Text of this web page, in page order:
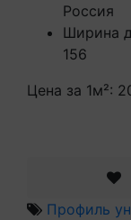
Россия
Ширина
156
Цена за 1м²:
Профиль